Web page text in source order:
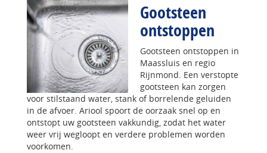
Gootsteen
ontstoppen
Gootsteen ontstoppen in
Maassluis en regio
Rijnmond. Een verstopte
gootsteen kan zorgen
voor stilstaand water, stank of borrelende geluiden
in de afvoer. Ariool spoort de oorzaak snel op en
ontstopt uw gootsteen vakkundig, zodat het water
weer vrij wegloopt en verdere problemen worden
voorkomen.